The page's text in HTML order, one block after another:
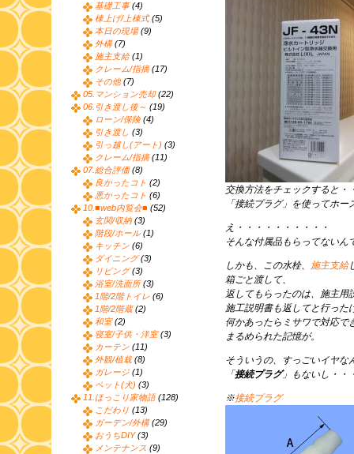
交換方法をチェックすると・
「接続プラグ」を使ってホ
え・・・・・・・・・・
そんな付属品もらってないん
しかも、この水栓、 施主支給
箱ごと渡して、
返してもらったのは、施主用
施工説明書も返してと行った
何かあったらミサワで対応で
まるめられた記憶が。
そういうの、すっごいイヤな
「接続プラグ」もないし・・
※接続プラグ
基礎工事(4)
棟上げ/上棟式(5)
本日の現場(9)
外構(7)
施主支給(1)
クレーム/指摘(17)
その他 (7)
05.マンション売却(22)
06.引き渡し後～ (19)
ローン/保険(4)
引き渡し (3)
引っ越し(アート) (3)
クレーム/指摘(11)
07.総合評価(8)
良かったコト (2)
悪かったコト (6)
10.■web内覧会■ (52)
玄関/収納(3)
階段/ホール(1)
キッチン (6)
ダイニング(3)
リビング(3)
浴室/洗面所(3)
1階/2階トイレ (6)
1階/2階蔵(2)
和室(2)
寝室/子供・洋室(3)
カーテン (11)
外観/植栽(8)
ガレージ (1)
ペット(犬) (3)
11.ほっこり家物語(128)
こだわり (13)
ガーデン/外構(29)
おうちDIY(3)
メンテナンス (9)